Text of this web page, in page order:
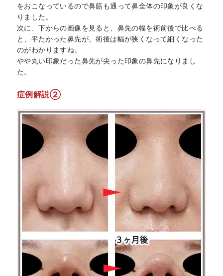
をおこなっているので鼻筋も通って鼻全体の印象が良くな
りました。
次に、下からの画像を見ると、鼻先の幅を術前後で比べる
と、平たかった鼻先が、術後は幅が狭くなって細くなった
のがわかりますね。
やや丸い印象だった鼻先が尖った印象の鼻先になりまし
た。
症例解説②